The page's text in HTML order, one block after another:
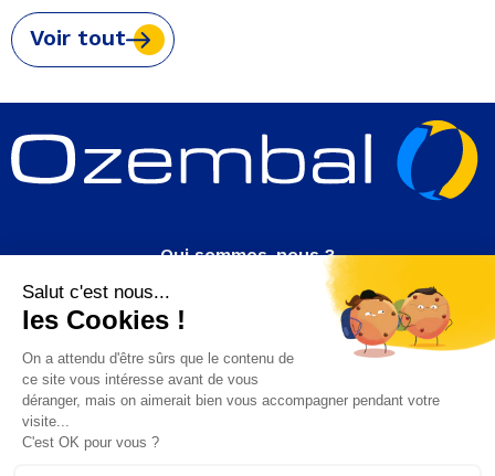
Voir tout
Qui sommes-nous ?
Nos produits
PET